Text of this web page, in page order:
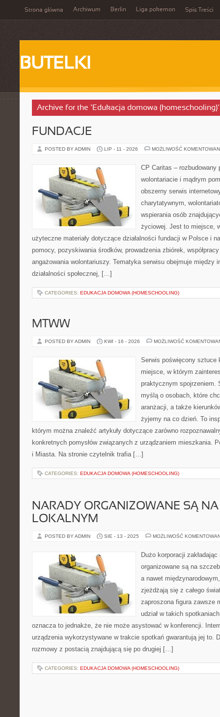
Strona główna Archiwum Berlin Liga pokemon Spis Treści
BUTELKI
Archive for the ‘Edukacja domowa
FUNDACJE
POSTED BY ADMIN LIP - 11 - 2026 MOŻLIWOŚĆ
CP Caritas – rozbudowany
wolontariacie i mądrym
obszerny serwis
charytatywnym,
wspierania osób
życiowej. Jest to miejsce,
użyteczne materiały dotyczące działalności fundacji w Polsce i
pomocy, pozyskiwania środków, prowadzenia zbiórek,
angażowania wolontariuszy. Tematyka serwisu obejmuje między
działalności społecznej, […]
CATEGORIES: EDUKACJA DOMOWA (HOMESCHOOLING)
MTWW
POSTED BY ADMIN KWI - 16 - 2026 MOŻLIWOŚĆ
Serwis poświęcony sztuce
miejsce, w którym
praktycznym spojrzeniem.
myślą o osobach, które
aranżacji, a także
żyjemy na co dzień. To
którym można znaleźć artykuły dotyczące zarówno
konkretnych pomysłów związanych z urządzaniem mieszkania.
i Miasta. Na stronie czytelnik trafia […]
CATEGORIES: EDUKACJA DOMOWA (HOMESCHOOLING)
NARADY ORGANIZOWANE SĄ
LOKALNYM
POSTED BY ADMIN SIE - 13 - 2025 MOŻLIWOŚĆ
Dużo korporacji
organizowane są na
a nawet
zjeżdżają się z całego
zaproszona figura zawsze
udział w takich
oznacza to jednakże, że nie może asystować w konferencji.
urządzenia wykorzystywane w trakcie spotkań gwarantują jej to.
rozmowy z postacią znajdującą się po drugiej […]
CATEGORIES: EDUKACJA DOMOWA (HOMESCHOOLING)